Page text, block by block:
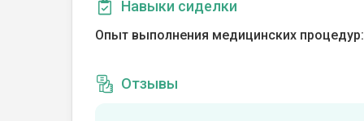
Навыки сиделки
Опыт выполнения медицинских процедур:
Отзывы